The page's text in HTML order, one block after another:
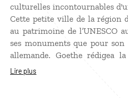
culturelles incontournables
Cette petite ville de la région
au patrimoine de l’UNESCO
ses monuments que pour
allemande. Goethe rédigea
Weimar tandis que Schiller y
Lire plus